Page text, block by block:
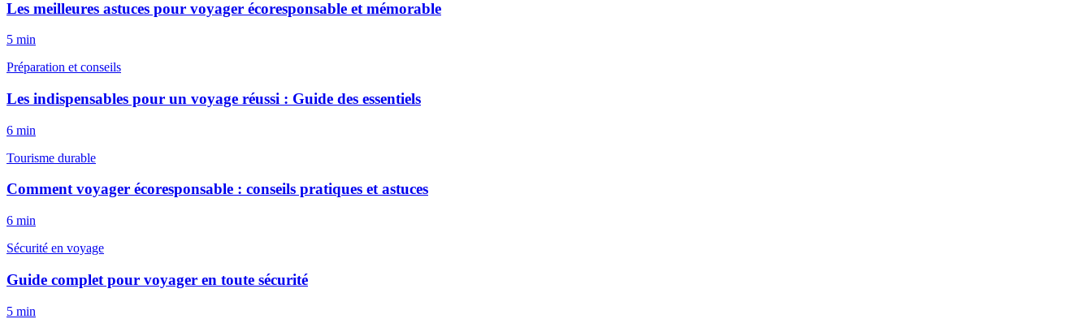
Les meilleures astuces pour voyager écoresponsable et mémorable
5 min
Préparation et conseils
Les indispensables pour un voyage réussi : Guide des essentiels
6 min
Tourisme durable
Comment voyager écoresponsable : conseils pratiques et astuces
6 min
Sécurité en voyage
Guide complet pour voyager en toute sécurité
5 min